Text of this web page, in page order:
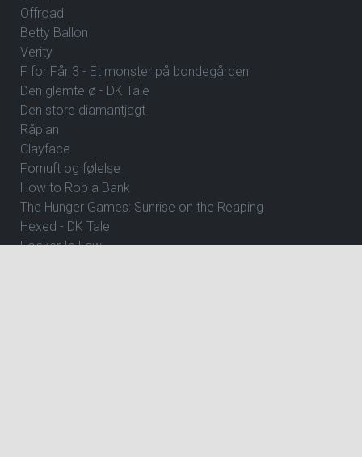
Offroad
Betty Ballon
Verity
F for Får 3 - Et monster på bondegården
Den glemte ø - DK Tale
Den store diamantjagt
Råplan
Clayface
Fornuft og følelse
How to Rob a Bank
The Hunger Games: Sunrise on the Reaping
Hexed - DK Tale
Focker In-Law